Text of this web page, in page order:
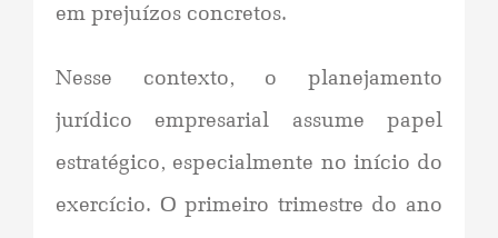
em prejuízos concretos.
Nesse contexto, o planejamento
jurídico empresarial assume papel
estratégico, especialmente no início do
exercício. O primeiro trimestre do ano